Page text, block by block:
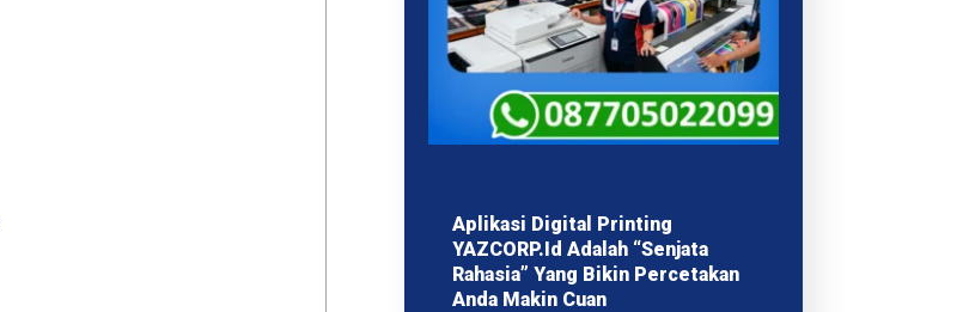
Aplikasi Digital Printing
YAZCORP.id Adalah “Senjata
Rahasia” Yang Bikin Percetakan
Anda Makin Cuan